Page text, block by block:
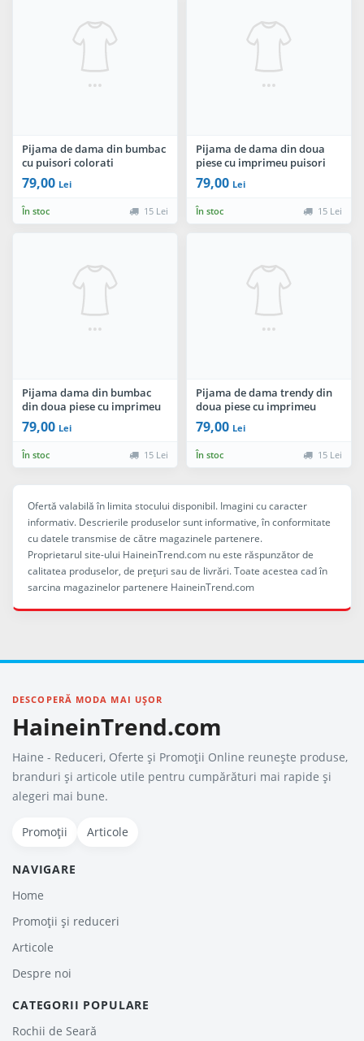
Pijama de dama din bumbac
cu puisori colorati
79,00 Lei
În stoc 15 Lei
Pijama de dama din doua
piese cu imprimeu puisori
colorati
79,00 Lei
În stoc 15 Lei
Pijama dama din bumbac
din doua piese cu imprimeu
tropical
79,00 Lei
În stoc 15 Lei
Pijama de dama trendy din
doua piese cu imprimeu
ursulet cu fundita
79,00 Lei
În stoc 15 Lei
Ofertă valabilă în limita stocului disponibil. Imagini cu caracter
informativ. Descrierile produselor sunt informative, în conformitate
cu datele transmise de către magazinele partenere.
Proprietarul site-ului HaineinTrend.com nu este răspunzător de
calitatea produselor, de preţuri sau de livrări. Toate acestea cad în
sarcina magazinelor partenere HaineinTrend.com
DESCOPERĂ MODA MAI UȘOR
HaineinTrend.com
Haine - Reduceri, Oferte şi Promoţii Online reunește produse,
branduri și articole utile pentru cumpărături mai rapide și
alegeri mai bune.
Promoții Articole
NAVIGARE
Home
Promoții și reduceri
Articole
Despre noi
CATEGORII POPULARE
Rochii de Seară